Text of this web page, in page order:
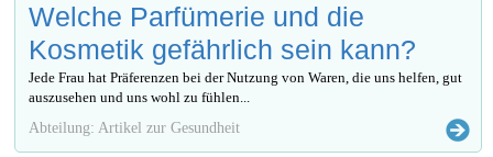
Welche Parfümerie und die
Kosmetik gefährlich sein kann?
Jede Frau hat Präferenzen bei der Nutzung von Waren, die uns helfen, gut
auszusehen und uns wohl zu fühlen...
Abteilung: Artikel zur Gesundheit